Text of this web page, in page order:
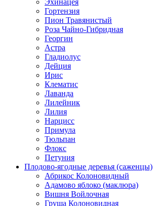
Эхинацея
Гортензия
Пион Травянистый
Роза Чайно-Гибридная
Георгин
Астра
Гладиолус
Дейция
Ирис
Клематис
Лаванда
Лилейник
Лилия
Нарцисс
Примула
Тюльпан
Флокс
Петуния
Плодово-ягодные деревья (саженцы)
Абрикос Колоновидный
Адамово яблоко (маклюра)
Вишня Войлочная
Груша Колоновидная